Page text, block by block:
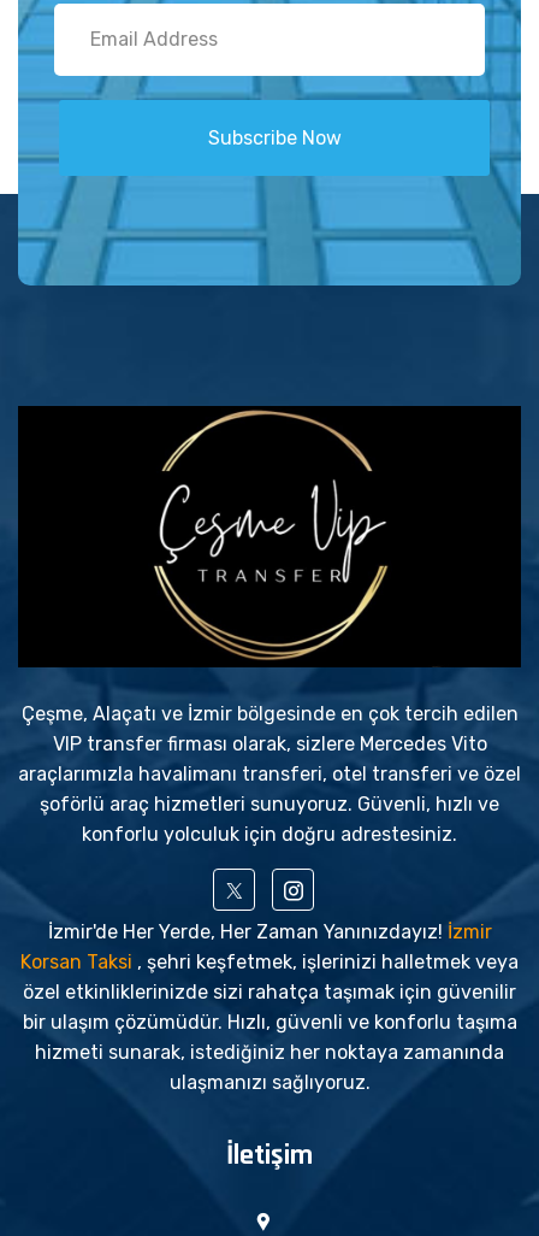
Subscribe Now
Çeşme, Alaçatı ve İzmir bölgesinde en çok tercih edilen
VIP transfer firması olarak, sizlere Mercedes Vito
araçlarımızla havalimanı transferi, otel transferi ve özel
şoförlü araç hizmetleri sunuyoruz. Güvenli, hızlı ve
konforlu yolculuk için doğru adrestesiniz.
İzmir'de Her Yerde, Her Zaman Yanınızdayız! İzmir
Korsan Taksi , şehri keşfetmek, işlerinizi halletmek veya
özel etkinliklerinizde sizi rahatça taşımak için güvenilir
bir ulaşım çözümüdür. Hızlı, güvenli ve konforlu taşıma
hizmeti sunarak, istediğiniz her noktaya zamanında
ulaşmanızı sağlıyoruz.
İletişim